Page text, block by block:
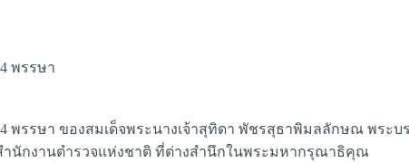
พรรษา
พรรษา ของสมเด็จพระนางเจ้าสุทิดา พัชรสุธาพิมลลักษณ พระ
ำนักงานตำรวจแห่งชาติ ที่ต่างสำนึกในพระมหากรุณาธิคุณ